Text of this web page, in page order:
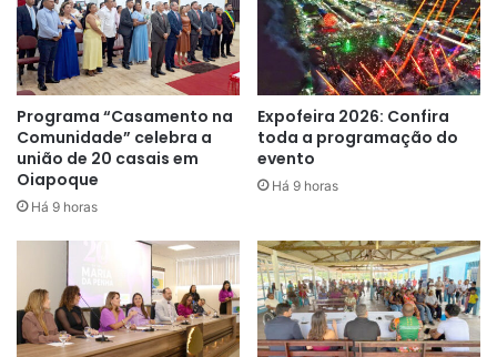
“A preservação mais importante
da Amazônia, o ativo mais
importante é o amazônida, é esse
ativo que tem que ter dignidade,
acesso à educação, a
saneamento, é esse ativo que
precisa sobreviver, todo e
qualquer esforço de preservação
da Amazônia só faz sentido se
nós pudermos atender as pessoas
Programa “Casamento na
Comunidade” celebra a
união de 20 casais em
Oiapoque
Há 9 horas
Expofeira 2026: Confira
toda a programação do
evento
Há 9 horas